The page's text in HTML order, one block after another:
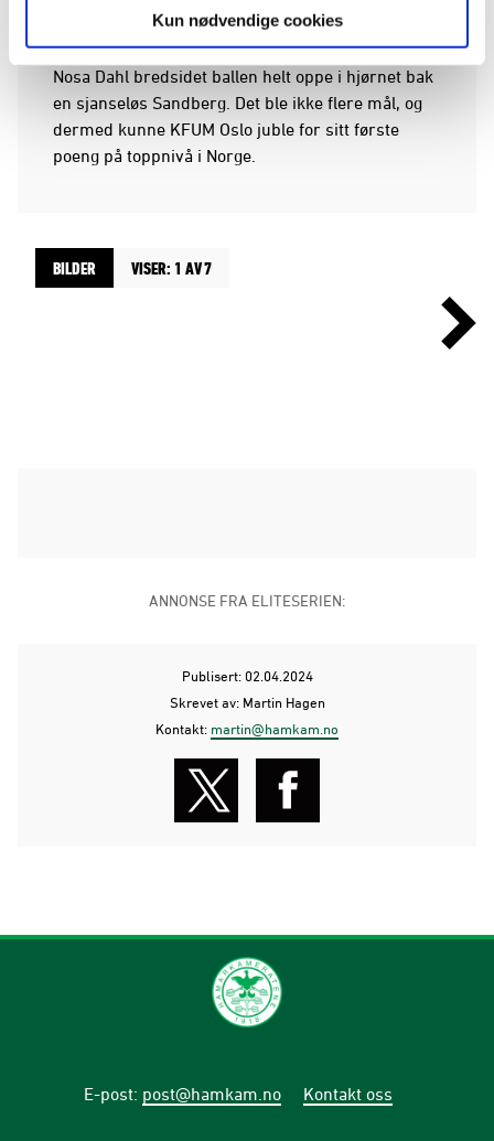
Kun nødvendige cookies
På tampen av oppgjøret fikk KFUM endelig hull på
byllen. Det var på vakkert vis da lånespilleren
Nosa Dahl bredsidet ballen helt oppe i hjørnet bak
en sjanseløs Sandberg. Det ble ikke flere mål, og
dermed kunne KFUM Oslo juble for sitt første
poeng på toppnivå i Norge.
BILDER VISER: 1 AV 7
ANNONSE FRA ELITESERIEN:
Publisert: 02.04.2024
Skrevet av: Martin Hagen
Kontakt: martin@hamkam.no
E-post: post@hamkam.no Kontakt oss